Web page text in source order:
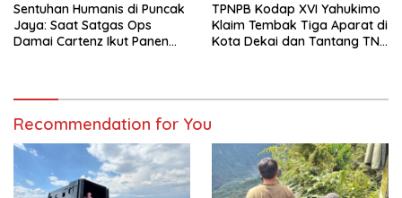
Sentuhan Humanis di Puncak
Jaya: Saat Satgas Ops
Damai Cartenz Ikut Panen
TPNPB Kodap XVI Yahukimo
Klaim Tembak Tiga Aparat di
Kota Dekai dan Tantang TNI-
Recommendation for You